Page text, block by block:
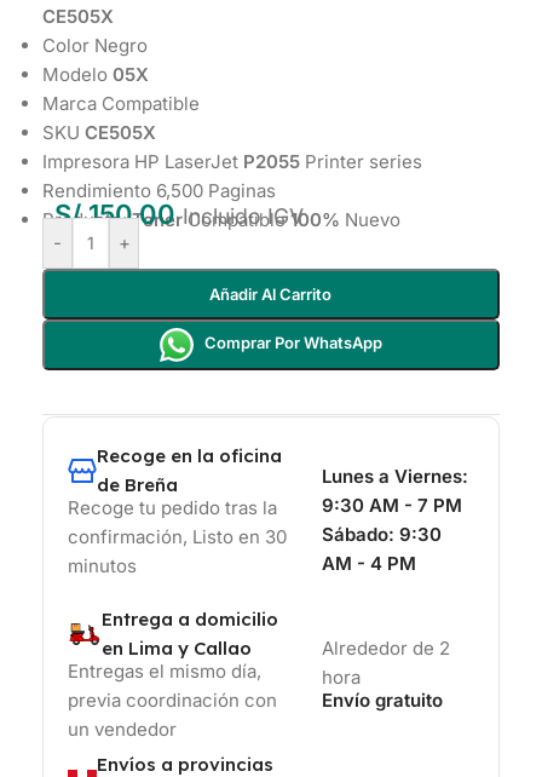
CE505X
Color Negro
Modelo 05X
Marca Compatible
SKU CE505X
Impresora HP LaserJet P2055 Printer series
Rendimiento 6,500 Paginas
Producto:TonerCompatible100% Nuevo
S/150.00 Incluido IGV
- +
Añadir Al Carrito
Comprar Por WhatsApp
Recoge en la oficina
de Breña
Recoge tu pedido tras la
confirmación, Listo en 30
minutos
Lunes a Viernes:
9:30 AM - 7 PM
Sábado: 9:30
AM - 4 PM
Entrega a domicilio
en Lima y Callao
Entregas el mismo día,
previa coordinación con
un vendedor
Alrededor de 2
hora
Envío gratuito
Envíos a provincias